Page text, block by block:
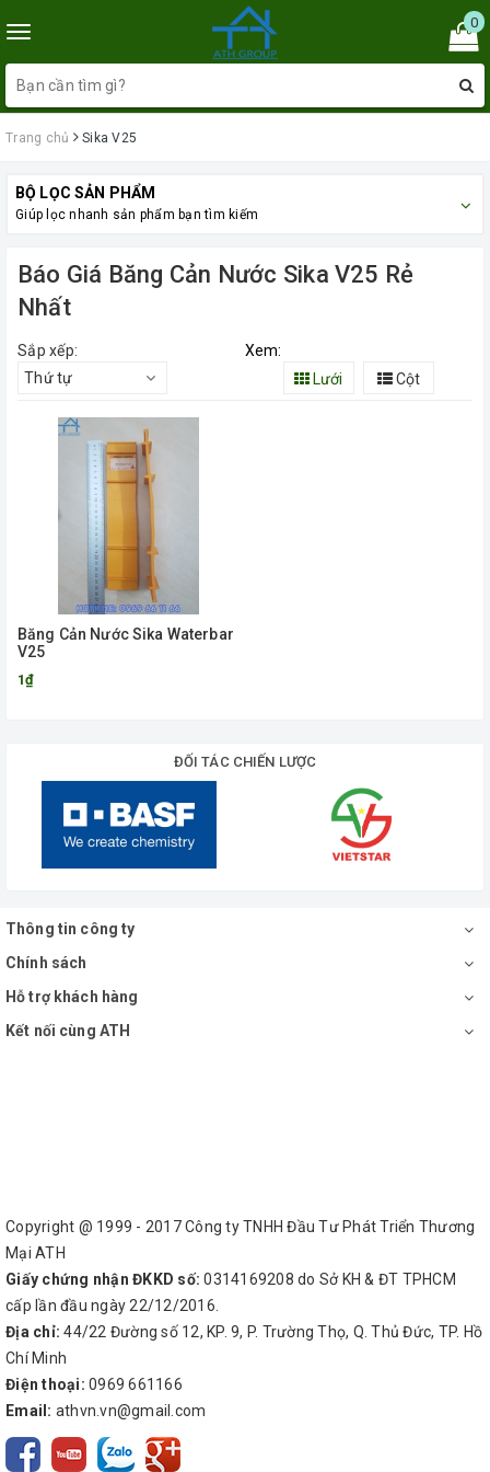
Toggle
navigation
0
Trang chủ Sika V25
BỘ LỌC SẢN PHẨM
Giúp lọc nhanh sản phẩm bạn tìm kiếm
Báo Giá Băng Cản Nước Sika V25 Rẻ
Nhất
Sắp xếp:
Thứ tự
Xem:
Lưới
Cột
Băng Cản Nước Sika Waterbar
V25
1₫
ĐỐI TÁC CHIẾN LƯỢC
Thông tin công ty
Chính sách
Hỗ trợ khách hàng
Kết nối cùng ATH
Copyright @ 1999 - 2017 Công ty TNHH Đầu Tư Phát Triển Thương
Mại ATH
Giấy chứng nhận ĐKKD số: 0314169208 do Sở KH & ĐT TPHCM
cấp lần đầu ngày 22/12/2016.
Địa chỉ: 44/22 Đường số 12, KP. 9, P. Trường Thọ, Q. Thủ Đức, TP. Hồ
Chí Minh
Điện thoại: 0969 661166
Email: athvn.vn@gmail.com